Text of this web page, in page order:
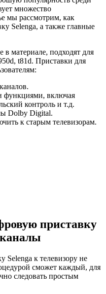
множество
мы рассмотрим, как
Selenga, а также главные
материале, подходят для
t81d. Приставки для
функциями, включая
контроль и т.д.
Dolby Digital.
к старым телевизорам.
приставку
к телевизору не
сможет каждый, для
следовать простым